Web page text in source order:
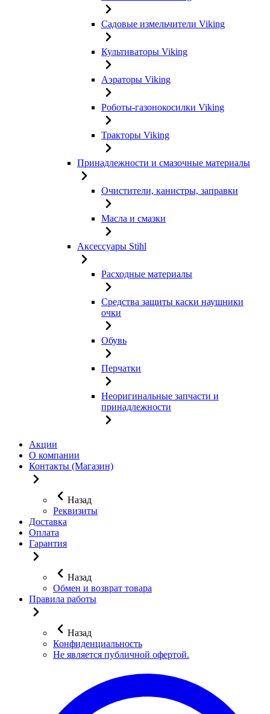
Садовые измельчители Viking
Культиваторы Viking
Аэраторы Viking
Роботы-газонокосилки Viking
Тракторы Viking
Принадлежности и смазочные материалы
Очистители, канистры, заправки
Масла и смазки
Аксессуары Stihl
Расходные материалы
Средства защиты каски наушники
очки
Обувь
Перчатки
Неоригинальные запчасти и
принадлежности
Акции
О компании
Контакты (Магазин)
Назад
Реквизиты
Доставка
Оплата
Гарантия
Назад
Обмен и возврат товара
Правила работы
Назад
Конфиденциальность
Не является публичной офертой.